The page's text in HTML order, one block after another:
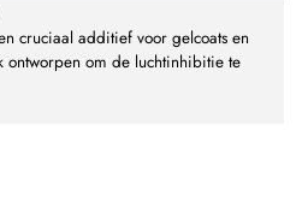
cruciaal additief voor gelcoats en
ontworpen om de luchtinhibitie te